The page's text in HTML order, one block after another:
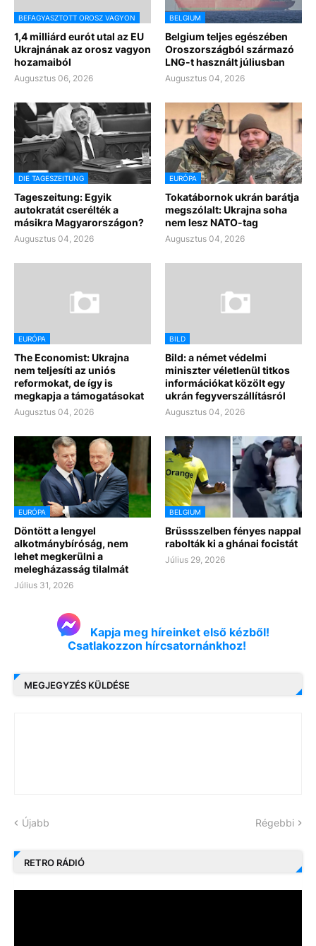
BEFAGYASZTOTT OROSZ VAGYON
1,4 milliárd eurót utal az EU
Ukrajnának az orosz vagyon
hozamaiból
Augusztus 06, 2026
BELGIUM
Belgium teljes egészében
Oroszországból származó
LNG-t használt júliusban
Augusztus 04, 2026
DIE TAGESZEITUNG
Tageszeitung: Egyik
autokratát cserélték a
másikra Magyarországon?
Augusztus 04, 2026
EURÓPA
Tokatábornok ukrán barátja
megszólalt: Ukrajna soha
nem lesz NATO-tag
Augusztus 04, 2026
EURÓPA
The Economist: Ukrajna
nem teljesíti az uniós
reformokat, de így is
megkapja a támogatásokat
Augusztus 04, 2026
BILD
Bild: a német védelmi
miniszter véletlenül titkos
információkat közölt egy
ukrán fegyverszállításról
Augusztus 04, 2026
EURÓPA
Döntött a lengyel
alkotmánybíróság, nem
lehet megkerülni a
melegházasság tilalmát
Július 31, 2026
BELGIUM
Brüssszelben fényes nappal
rabolták ki a ghánai focistát
Július 29, 2026
Kapja meg híreinket első kézből!
Csatlakozzon hírcsatornánkhoz!
MEGJEGYZÉS KÜLDÉSE
Újabb Régebbi
RETRO RÁDIÓ